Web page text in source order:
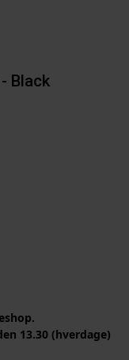
Black
13.30 (hverdage)